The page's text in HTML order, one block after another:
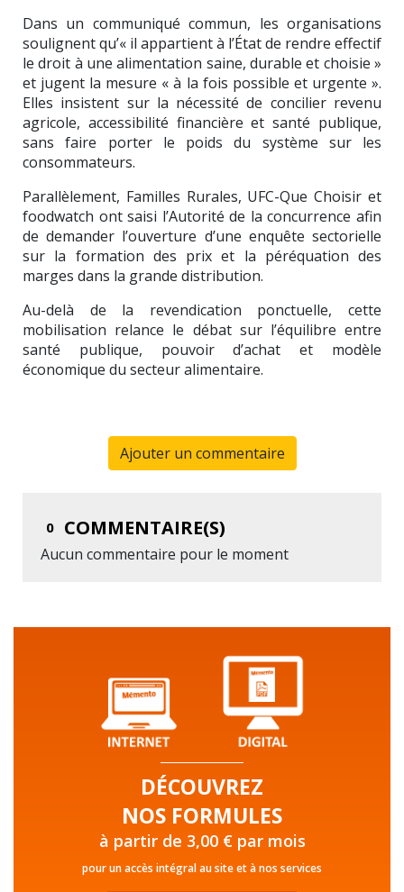
Dans un communiqué commun, les organisations
soulignent qu’« il appartient à l’État de rendre effectif
le droit à une alimentation saine, durable et choisie »
et jugent la mesure « à la fois possible et urgente ».
Elles insistent sur la nécessité de concilier revenu
agricole, accessibilité financière et santé publique,
sans faire porter le poids du système sur les
consommateurs.
Parallèlement, Familles Rurales, UFC-Que Choisir et
foodwatch ont saisi l’Autorité de la concurrence afin
de demander l’ouverture d’une enquête sectorielle
sur la formation des prix et la péréquation des
marges dans la grande distribution.
Au-delà de la revendication ponctuelle, cette
mobilisation relance le débat sur l’équilibre entre
santé publique, pouvoir d’achat et modèle
économique du secteur alimentaire.
Ajouter un commentaire
0 COMMENTAIRE(S)
Aucun commentaire pour le moment
DÉCOUVREZ
NOS FORMULES
à partir de 3,00 € par mois
pour un accès intégral au site et à nos services